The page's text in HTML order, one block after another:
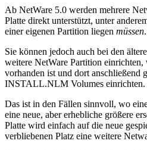
Ab NetWare 5.0 werden mehrere
Platte direkt unterstützt, unter
einer eigenen Partition liegen müssen.
Sie können jedoch auch bei den
weitere NetWare Partition
vorhanden ist und dort anschließend
INSTALL.NLM Volumes einrichten.
Das ist in den Fällen sinnvoll, wo
eine neue, aber erhebliche größere
Platte wird einfach auf die neue
verbliebenen Platz eine weitere